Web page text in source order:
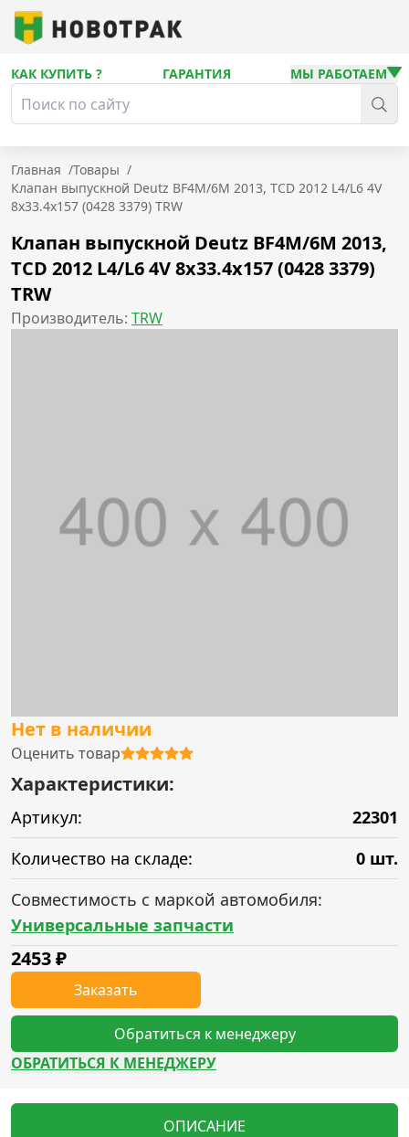
КАК КУПИТЬ ? ГАРАНТИЯ МЫ РАБОТАЕМ
Главная /Товары /
Клапан выпускной Deutz BF4M/6M 2013, TCD 2012 L4/L6 4V
8x33.4x157 (0428 3379) TRW
Клапан выпускной Deutz BF4M/6M 2013,
TCD 2012 L4/L6 4V 8x33.4x157 (0428 3379)
TRW
Производитель: TRW
Нет в наличии
Оценить товар
Характеристики:
Артикул:
22301
Количество на складе:
0 шт.
Совместимость с маркой автомобиля:
Универсальные запчасти
2453₽
Заказать
Обратиться к менеджеру
ОБРАТИТЬСЯ К МЕНЕДЖЕРУ
ОПИСАНИЕ